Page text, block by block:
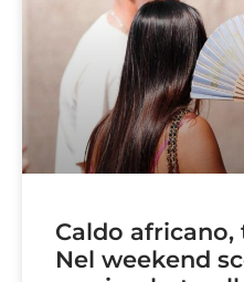
Caldo
Nel weekend